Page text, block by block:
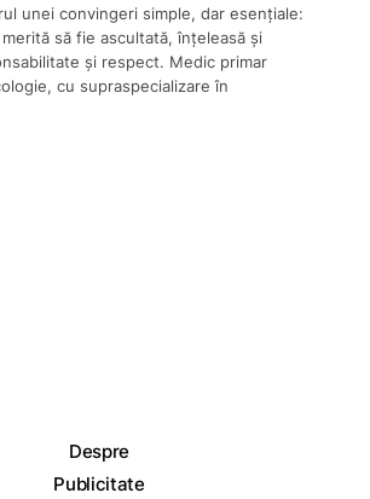
unei convingeri simple, dar esențiale:
să fie ascultată, înțeleasă și
și respect. Medic primar
cu supraspecializare în
Despre
Publicitate